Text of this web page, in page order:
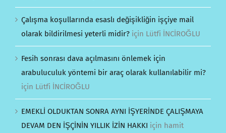
Çalışma koşullarında esaslı değişikliğin işçiye mail
olarak bildirilmesi yeterli midir? için Lütfi İNCİROĞLU
Fesih sonrası dava açılmasını önlemek için
arabuluculuk yöntemi bir araç olarak kullanılabilir mi?
için Lütfi İNCİROĞLU
EMEKLİ OLDUKTAN SONRA AYNI İŞYERİNDE ÇALIŞMAYA
DEVAM DEN İŞÇİNİN YILLIK İZİN HAKKI için hamit